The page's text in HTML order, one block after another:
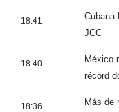
18:41
Cubana
JCC
18:40
México
récord
18:36
Más de